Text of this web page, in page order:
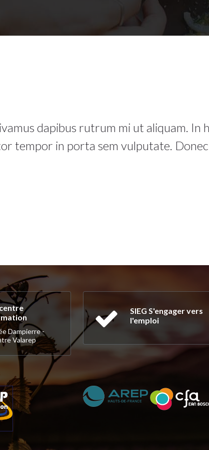
dapibus rutrum mi ut aliquam. In
tempor in porta sem vulputate.
Dampierre -
Valarep
SIEG S'engager vers
l'emploi